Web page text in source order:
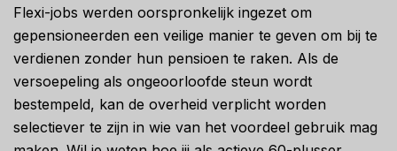
Flexi-jobs werden oorspronkelijk ingezet om
gepensioneerden een veilige manier te geven om bij te
verdienen zonder hun pensioen te raken. Als de
versoepeling als ongeoorloofde steun wordt
bestempeld, kan de overheid verplicht worden
selectiever te zijn in wie van het voordeel gebruik mag